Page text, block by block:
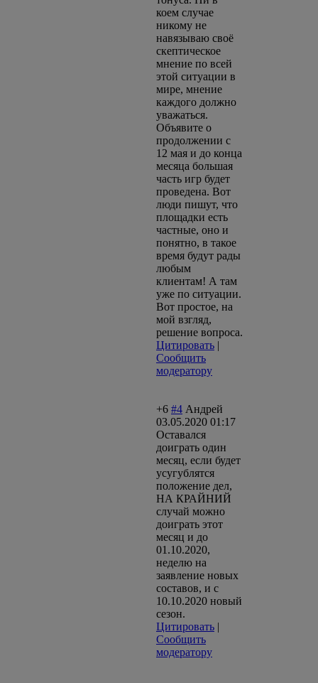
коем случае
никому не
навязываю своё
скептическое
мнение по всей
этой ситуации в
мире, мнение
каждого должно
уважаться.
Объявите о
продолжении с
12 мая и до конца
месяца большая
часть игр будет
проведена. Вот
люди пишут, что
площадки есть
частные, оно и
понятно, в такое
время будут рады
любым
клиентам! А там
уже по ситуации.
Вот простое, на
мой взгляд,
решение вопроса.
Цитировать |
Сообщить
модератору
+6 #4 Андрей
03.05.2020 01:17
Оставался
доиграть один
месяц, если будет
усугублятся
положение дел,
НА КРАЙНИЙ
случай можно
доиграть этот
месяц и до
01.10.2020,
неделю на
заявление новых
составов, и с
10.10.2020 новый
сезон.
Цитировать |
Сообщить
модератору